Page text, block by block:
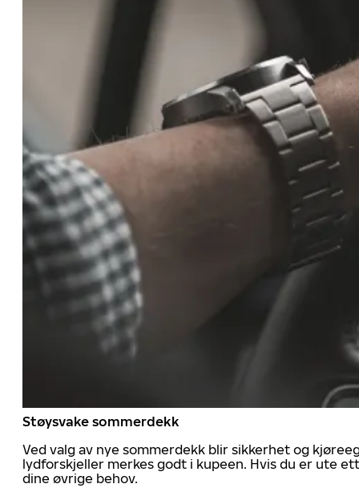
Støysvake sommerdekk
Ved valg av nye sommerdekk blir sikkerhet og
lydforskjeller merkes godt i kupeen. Hvis du er ute
dine øvrige behov.